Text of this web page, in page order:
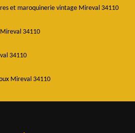
et maroquinerie vintage Mireval 34110
34110
34110
Mireval 34110